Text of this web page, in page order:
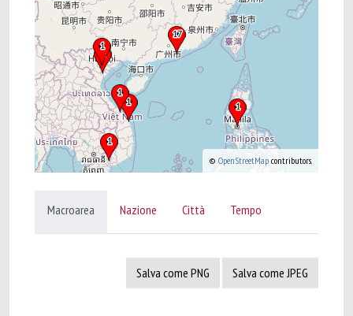
© OpenStreetMap contributors.
Macroarea Nazione Città Tempo
Salva come PNG Salva come JPEG